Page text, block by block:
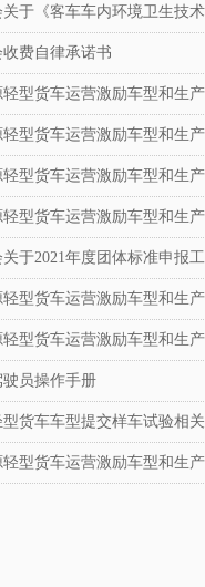
于《客车车内环境卫生技
费自律承诺书
型货车运营激励车型和生
型货车运营激励车型和生
型货车运营激励车型和生
型货车运营激励车型和生
于2021年度团体标准申报
型货车运营激励车型和生
型货车运营激励车型和生
员操作手册
货车车型提交样车试验相
型货车运营激励车型和生